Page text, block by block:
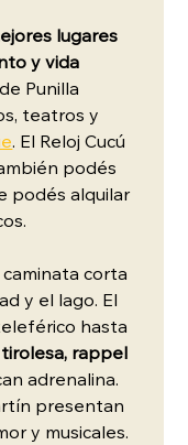
lugares
y vida
Punilla
teatros y
. El Reloj Cucú
podés
podés alquilar
caminata corta
y el lago. El
hasta
rappel
adrenalina.
presentan
y musicales.